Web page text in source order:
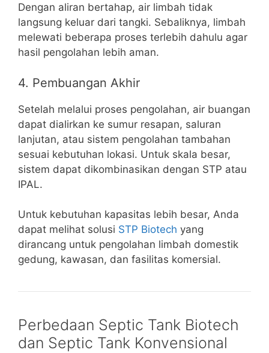
Dengan aliran bertahap, air limbah tidak
langsung keluar dari tangki. Sebaliknya, limbah
melewati beberapa proses terlebih dahulu agar
hasil pengolahan lebih aman.
4. Pembuangan Akhir
Setelah melalui proses pengolahan, air buangan
dapat dialirkan ke sumur resapan, saluran
lanjutan, atau sistem pengolahan tambahan
sesuai kebutuhan lokasi. Untuk skala besar,
sistem dapat dikombinasikan dengan STP atau
IPAL.
Untuk kebutuhan kapasitas lebih besar, Anda
dapat melihat solusi STP Biotech yang
dirancang untuk pengolahan limbah domestik
gedung, kawasan, dan fasilitas komersial.
Perbedaan Septic Tank Biotech
dan Septic Tank Konvensional